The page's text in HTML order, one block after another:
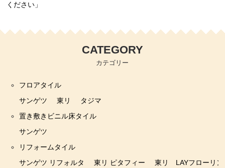
ください」
CATEGORY
カテゴリー
フロアタイル
サンゲツ
東リ
タジマ
置き敷きビニル床タイル
サンゲツ
リフォームタイル
サンゲツ リフォルタ
東リ ピタフィー
東リ LAYフローリン